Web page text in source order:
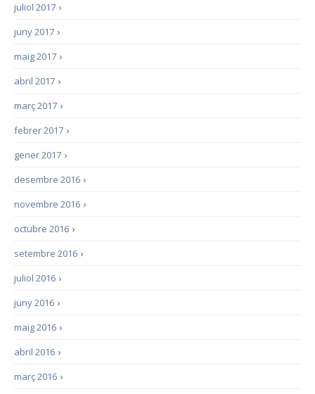
›
juliol 2017
›
juny 2017
›
maig 2017
›
abril 2017
›
març 2017
›
febrer 2017
›
gener 2017
›
desembre 2016
›
novembre 2016
›
octubre 2016
›
setembre 2016
›
juliol 2016
›
juny 2016
›
maig 2016
›
abril 2016
›
març 2016